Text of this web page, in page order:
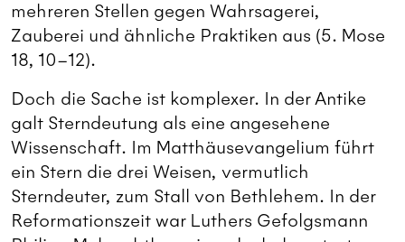
mehreren Stellen gegen Wahrsagerei,
Zauberei und ähnliche Praktiken aus (5. Mose
18, 10–12).
Doch die Sache ist komplexer. In der Antike
galt Sterndeutung als eine angesehene
Wissenschaft. Im Matthäusevangelium führt
ein Stern die drei Weisen, vermutlich
Sterndeuter, zum Stall von Bethlehem. In der
Reformationszeit war Luthers Gefolgsmann